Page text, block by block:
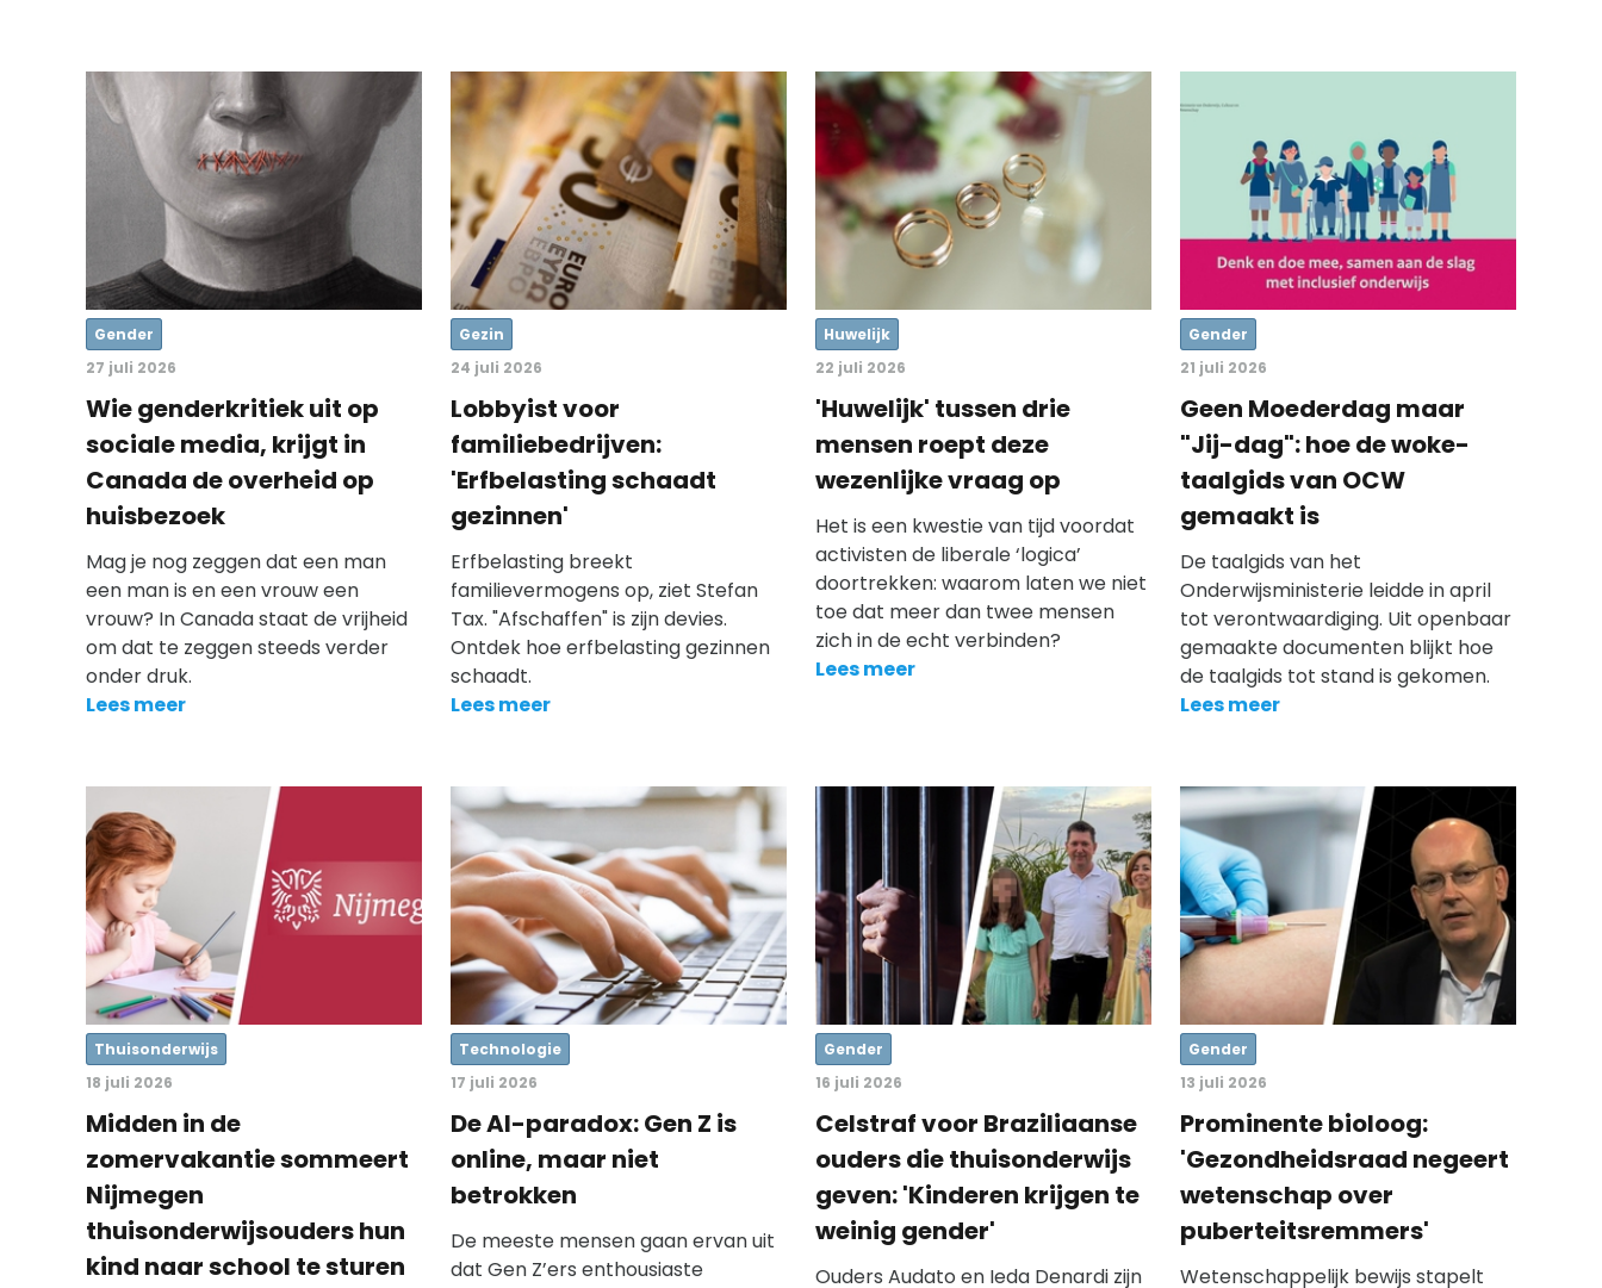
Gender
27 juli 2026
Wie genderkritiek uit op
sociale media, krijgt in
Canada de overheid op
huisbezoek
Mag je nog zeggen dat een man
een man is en een vrouw een
vrouw? In Canada staat de vrijheid
om dat te zeggen steeds verder
onder druk.
Lees meer
Gezin
24 juli 2026
Lobbyist voor
familiebedrijven:
'Erfbelasting schaadt
gezinnen'
Erfbelasting breekt
familievermogens op, ziet Stefan
Tax. "Afschaffen" is zijn devies.
Ontdek hoe erfbelasting gezinnen
schaadt.
Lees meer
Huwelijk
22 juli 2026
'Huwelijk' tussen drie
mensen roept deze
wezenlijke vraag op
Het is een kwestie van tijd voordat
activisten de liberale ‘logica’
doortrekken: waarom laten we niet
toe dat meer dan twee mensen
zich in de echt verbinden?
Lees meer
Gender
21 juli 2026
Geen Moederdag maar
"Jij-dag": hoe de woke-
taalgids van OCW
gemaakt is
De taalgids van het
Onderwijsministerie leidde in april
tot verontwaardiging. Uit openbaar
gemaakte documenten blijkt hoe
de taalgids tot stand is gekomen.
Lees meer
Thuisonderwijs
18 juli 2026
Midden in de
zomervakantie sommeert
Nijmegen
thuisonderwijsouders hun
kind naar school te sturen
Technologie
17 juli 2026
De AI-paradox: Gen Z is
online, maar niet
betrokken
De meeste mensen gaan ervan uit
dat Gen Z’ers enthousiaste
Gender
16 juli 2026
Celstraf voor Braziliaanse
ouders die thuisonderwijs
geven: 'Kinderen krijgen te
weinig gender'
Ouders Audato en Ieda Denardi zijn
Gender
13 juli 2026
Prominente bioloog:
'Gezondheidsraad negeert
wetenschap over
puberteitsremmers'
Wetenschappelijk bewijs stapelt